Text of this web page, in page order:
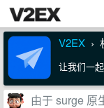
V2EX ›
让我们一
由于 surge 原